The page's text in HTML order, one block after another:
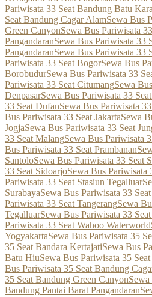
Pariwisata 33 Seat Bandung Batu
Seat Bandung Cagar AlamSewa Bus
Green CanyonSewa Bus Pariwisata
PangandaranSewa Bus Pariwisata 33
PangandaranSewa Bus Pariwisata 33
Pariwisata 33 Seat BogorSewa Bus
BorobudurSewa Bus Pariwisata 33
Pariwisata 33 Seat CitumangSewa
DenpasarSewa Bus Pariwisata 33
33 Seat DufanSewa Bus Pariwisata
Bus Pariwisata 33 Seat JakartaSewa
JogjaSewa Bus Pariwisata 33 Seat
33 Seat MalangSewa Bus Pariwisata
Bus Pariwisata 33 Seat Prambanan
SantoloSewa Bus Pariwisata 33 Seat
33 Seat SidoarjoSewa Bus Pariwisata
Pariwisata 33 Seat Stasiun Tegalluar
SurabayaSewa Bus Pariwisata 33
Pariwisata 33 Seat TangerangSewa
TegalluarSewa Bus Pariwisata 33
Pariwisata 33 Seat Wahoo Waterworld
YogyakartaSewa Bus Pariwisata 35
35 Seat Bandara KertajatiSewa Bus
Batu HiuSewa Bus Pariwisata 35
Bus Pariwisata 35 Seat Bandung
35 Seat Bandung Green Canyon
Bandung Pantai Barat Pangandaran